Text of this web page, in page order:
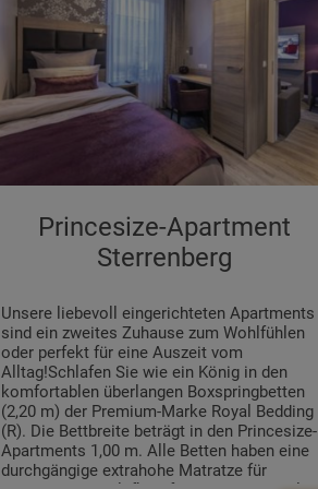
Wecker
- bequeme Sitzgelegenheit
- digitale Gästemappe
- Flasche Wasser
- kostenfreies WLAN
- Heizung
- Turmventilator
Regenbrause und Handbrause
- Haartrockner
- 1 Handtuch und 1 Duschtusch pro
- Hair- and Bodyshampoo, Seife
- Kosmetikspiegel
- Kosmetiktücher
- Toilette mit integrierter Lüftung
- Ablagefläche
- Handtuchhalterungen
Princesize-Apartment
Sterrenberg
Unsere liebevoll eingerichteten Apartments
sind ein zweites Zuhause zum Wohlfühlen
oder perfekt für eine Auszeit vom
Alltag!Schlafen Sie wie ein König in den
komfortablen überlangen Boxspringbetten
(2,20 m) der Premium-Marke Royal Bedding
(R). Die Bettbreite beträgt in den Princesize-
Apartments 1,00 m. Alle Betten haben eine
durchgängige extrahohe Matratze für